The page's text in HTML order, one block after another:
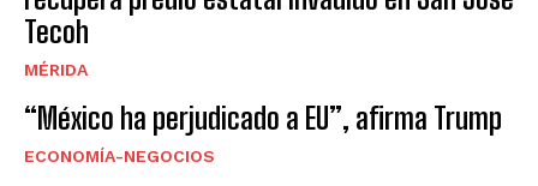
Tecoh
MÉRIDA
“México ha perjudicado a EU”, afirma Trump
ECONOMÍA-NEGOCIOS